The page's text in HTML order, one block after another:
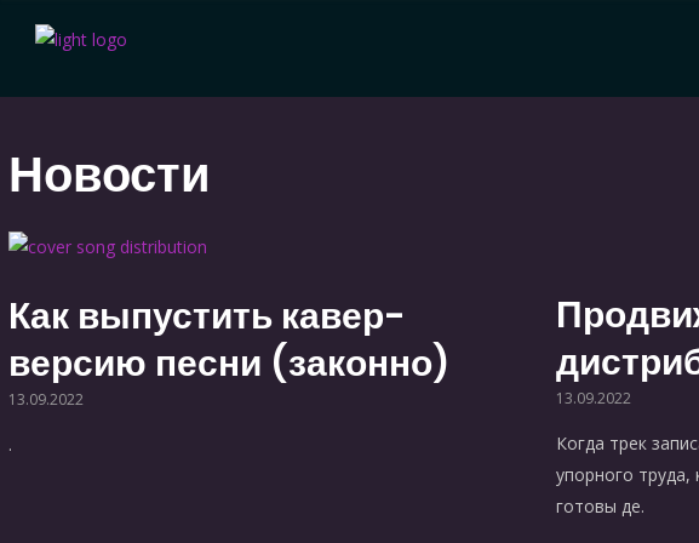
Новости
Как выпустить кавер-
версию песни (законно)
13.09.2022
.
13.09.2022
Когда трек
упорного
готовы де.